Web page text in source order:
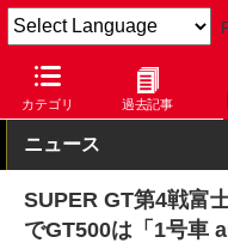
カテゴリ 過去記事
Car Watch 自動車 トヨ
ニュース
SUPER GT第4戦富
でGT500は「1号車